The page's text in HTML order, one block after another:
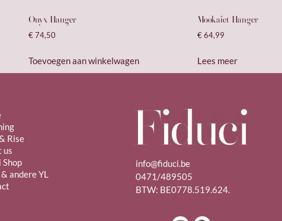
Onyx Hanger
€74,50
Toevoegen aan winkelwagen
Mookaiet Hanger
€64,99
Lees meer
Rise
us
Shop
andere YL
info@fiduci.be
0471/489505
BTW: BE0778.519.624.